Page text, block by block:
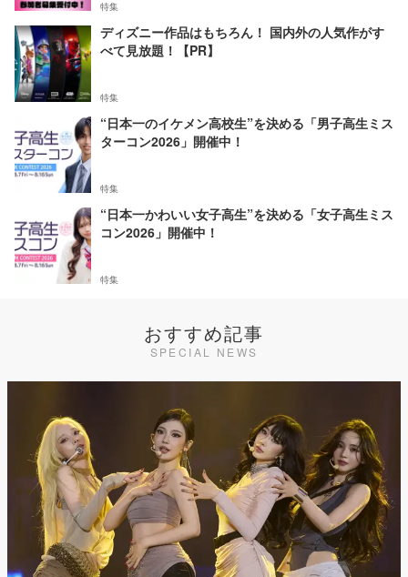
特集
ディズニー作品はもちろん！ 国内外の人気作がす
べて見放題！【PR】
特集
“日本一のイケメン高校生”を決める「男子高生ミス
ターコン2026」開催中！
特集
“日本一かわいい女子高生”を決める「女子高生ミス
コン2026」開催中！
特集
おすすめ記事
SPECIAL NEWS